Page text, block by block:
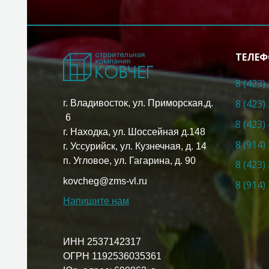
г. Владивосток, ул. Приморская,д.
6
г. Находка, ул. Шоссейная д.148
г. Уссурийск, ул. Кузнечная, д. 14
п. Угловое, ул. Гагарина, д. 90
kovcheg@zms-vl.ru
Напишите нам
ИНН 2537142317
ОГРН 1192536035361
8
8 (423)
8 (423)
8 (914)
8 (423)
8 (914)